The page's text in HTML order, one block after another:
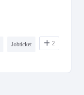
Jobticket 2